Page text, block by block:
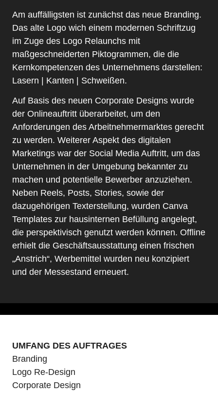
Am auffälligsten ist zunächst das neue Branding.
Das alte Logo wich einem modernen Schriftzug
im Zuge des Logo Relaunchs mit
maßgeschneiderten Piktogrammen, die die
Kernkompetenzen des Unternehmens darstellen:
Lasern | Kanten | Schweißen.
Auf Basis des neuen Corporate Designs wurde
der Onlineauftritt überarbeitet, um den
Anforderungen des Arbeitnehmermarktes gerecht
zu werden. Weiterer Aspekt des digitalen
Marketings war der Social Media Auftritt, um das
Unternehmen in der Umgebung bekannter zu
machen und potentielle Bewerber anzuziehen.
Neben Reels, Posts, Stories, sowie der
dazugehörigen Texterstellung, wurden Canva
Templates zur hausinternen Befüllung angelegt,
die perspektivisch genutzt werden können. Offline
erhielt die Geschäftsausstattung einen frischen
„Anstrich“, Werbemittel wurden neu konzipiert
und der Messestand erneuert.
UMFANG DES AUFTRAGES
Branding
Logo Re-Design
Corporate Design